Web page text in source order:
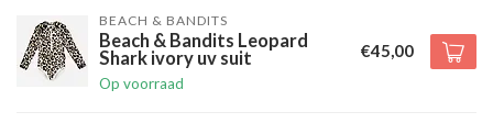
BEACH & BANDITS
Beach & Bandits Leopard
Shark ivory uv suit
Op voorraad
€45,00